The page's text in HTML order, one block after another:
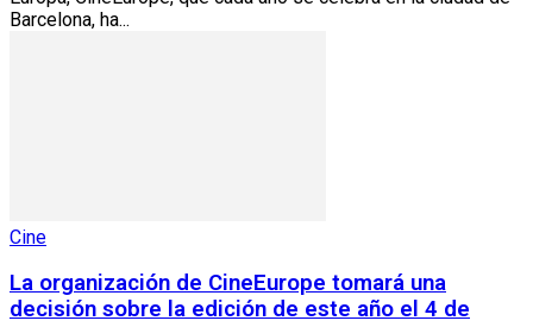
Barcelona, ha...
Cine
La organización de CineEurope tomará una
decisión sobre la edición de este año el 4 de